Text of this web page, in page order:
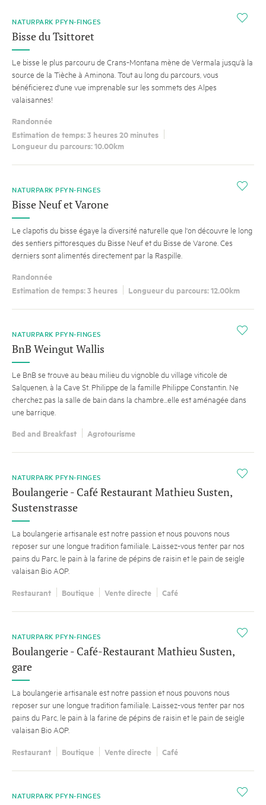
i
NATURPARK PFYN-FINGES
Bisse du Tsittoret
Le bisse le plus parcouru de Crans-Montana mène de Vermala jusqu'à la
source de la Tièche à Aminona. Tout au long du parcours, vous
bénéficierez d'une vue imprenable sur les sommets des Alpes
valaisannes!
Randonnée
Estimation de temps: 3 heures 20 minutes
Longueur du parcours: 10.00km
i
NATURPARK PFYN-FINGES
Bisse Neuf et Varone
Le clapotis du bisse égaye la diversité naturelle que l'on découvre le long
des sentiers pittoresques du Bisse Neuf et du Bisse de Varone. Ces
derniers sont alimentés directement par la Raspille.
Randonnée
Estimation de temps: 3 heures
Longueur du parcours: 12.00km
i
NATURPARK PFYN-FINGES
BnB Weingut Wallis
Le BnB se trouve au beau milieu du vignoble du village viticole de
Salquenen, à la Cave St. Philippe de la famille Philippe Constantin. Ne
cherchez pas la salle de bain dans la chambre...elle est aménagée dans
une barrique.
Bed and Breakfast Agrotourisme
i
NATURPARK PFYN-FINGES
Boulangerie - Café Restaurant Mathieu Susten,
Sustenstrasse
La boulangerie artisanale est notre passion et nous pouvons nous
reposer sur une longue tradition familiale. Laissez-vous tenter par nos
pains du Parc, le pain à la farine de pépins de raisin et le pain de seigle
valaisan Bio AOP.
Restaurant Boutique Vente directe Café
i
NATURPARK PFYN-FINGES
Boulangerie - Café-Restaurant Mathieu Susten,
gare
La boulangerie artisanale est notre passion et nous pouvons nous
reposer sur une longue tradition familiale. Laissez-vous tenter par nos
pains du Parc, le pain à la farine de pépins de raisin et le pain de seigle
valaisan Bio AOP.
Restaurant Boutique Vente directe Café
i
NATURPARK PFYN-FINGES